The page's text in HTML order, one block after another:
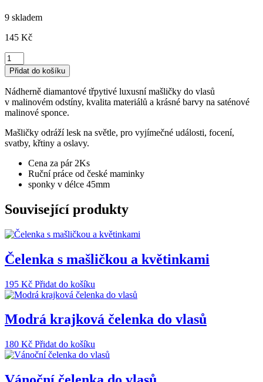
9 skladem
145 Kč
Třpytivé
dětské
sponky
do
vlasů
s
množství
Přidat do košíku
Nádherně diamantové třpytivé luxusní mašličky do vlasů
v malinovém odstíny, kvalita materiálů a krásné barvy na saténové
malinové sponce.
Mašličky odráží lesk na světle, pro vyjímečné události, focení,
svatby, křtiny a oslavy.
Cena za pár 2Ks
Ruční práce od české maminky
sponky v délce 45mm
Související produkty
Čelenka s mašličkou a květinkami
195 Kč Přidat do košíku
Modrá krajková čelenka do vlasů
180 Kč Přidat do košíku